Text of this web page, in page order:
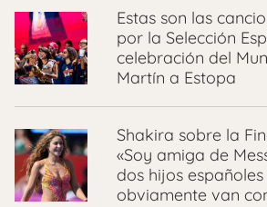
Estas son las
por la Selección
celebración del
Martín a Estopa
Shakira sobre la
«Soy amiga de
dos hijos
obviamente van